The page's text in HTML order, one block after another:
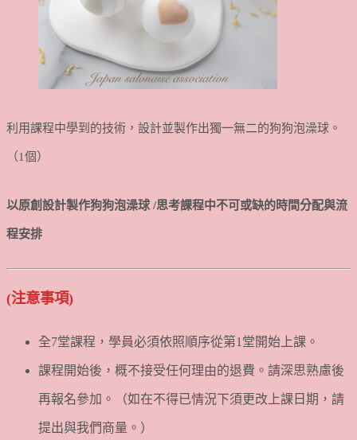
利用課程中學到的技術，設計並製作出獨一無二的狗狗泡澡球。
（1個）
以原創設計製作狗狗泡澡球 /思考課程中不可或缺的時間分配與流
程安排
(注意事項)
全7堂課程，學員必須依照順序從第1堂開始上課。
課程開始後，概不接受任何理由的退費。請深思熟慮後
再報名參加。（如在不得已情況下須更改上課日期，請
提出與我們商量。）